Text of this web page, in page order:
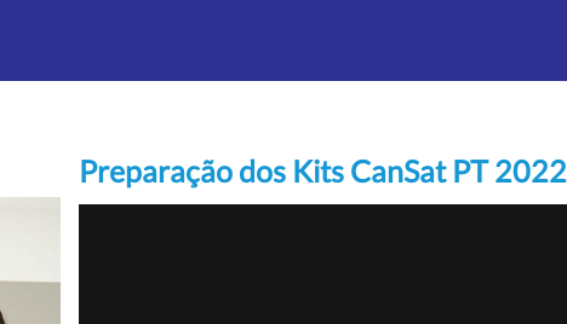
Preparação dos Kits CanSat PT 2022